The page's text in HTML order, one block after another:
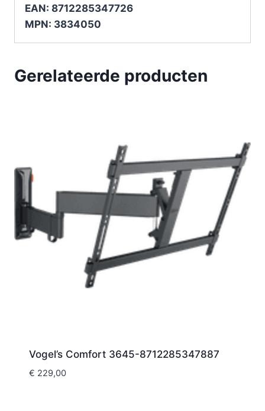
EAN: 8712285347726
MPN: 3834050
Gerelateerde producten
Vogel’s Comfort 3645-8712285347887
€ 229,00